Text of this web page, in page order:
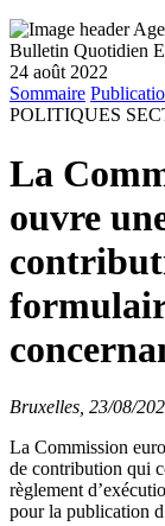
Bulletin Quotidien
24 août 2022
Sommaire
POLITIQUES
La
ouvre
Bruxelles, 23/08/
La Commission
de contribution qui
règlement
pour la publication